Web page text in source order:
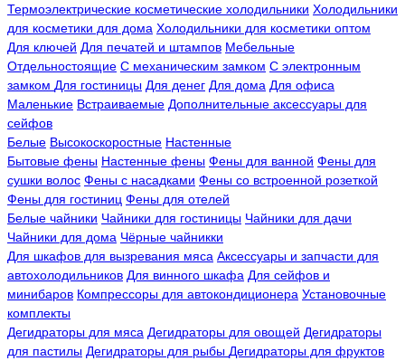
Термоэлектрические косметические холодильники Холодильники
для косметики для дома Холодильники для косметики оптом
Для ключей Для печатей и штампов Мебельные
Отдельностоящие С механическим замком С электронным
замком Для гостиницы Для денег Для дома Для офиса
Маленькие Встраиваемые Дополнительные аксессуары для
сейфов
Белые Высокоскоростные Настенные
Бытовые фены Настенные фены Фены для ванной Фены для
сушки волос Фены с насадками Фены со встроенной розеткой
Фены для гостиниц Фены для отелей
Белые чайники Чайники для гостиницы Чайники для дачи
Чайники для дома Чёрные чайникки
Для шкафов для вызревания мяса Аксессуары и запчасти для
автохолодильников Для винного шкафа Для сейфов и
минибаров Компрессоры для автокондиционера Установочные
комплекты
Дегидраторы для мяса Дегидраторы для овощей Дегидраторы
для пастилы Дегидраторы для рыбы Дегидраторы для фруктов